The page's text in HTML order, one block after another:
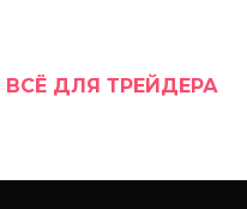
ВСЁ ДЛЯ ТРЕЙДЕРА